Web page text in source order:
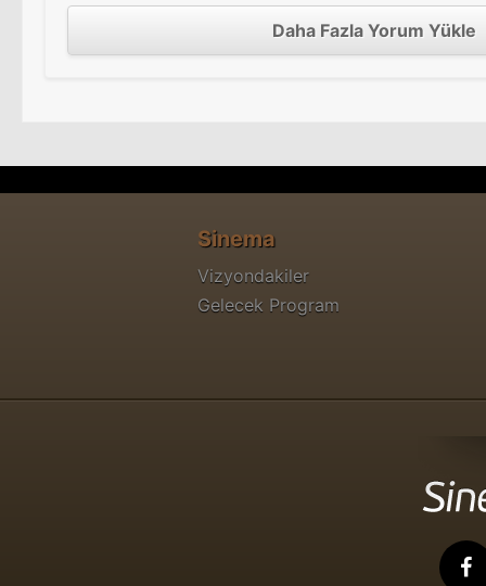
Daha Fazla Yorum Yükle
Sinema
Vizyondakiler
Gelecek Program